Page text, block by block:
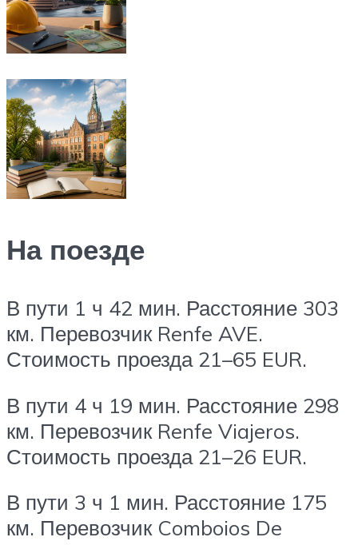
На поезде
В пути 1 ч 42 мин. Расстояние 303
км. Перевозчик Renfe AVE.
Стоимость проезда 21–65 EUR.
В пути 4 ч 19 мин. Расстояние 298
км. Перевозчик Renfe Viajeros.
Стоимость проезда 21–26 EUR.
В пути 3 ч 1 мин. Расстояние 175
км. Перевозчик Comboios De